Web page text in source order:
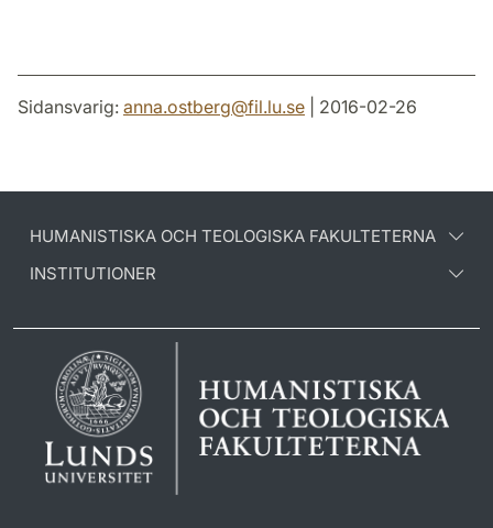
Sidansvarig: anna.ostberg@fil.lu.se | 2016-02-26
HUMANISTISKA OCH TEOLOGISKA FAKULTETERNA
INSTITUTIONER